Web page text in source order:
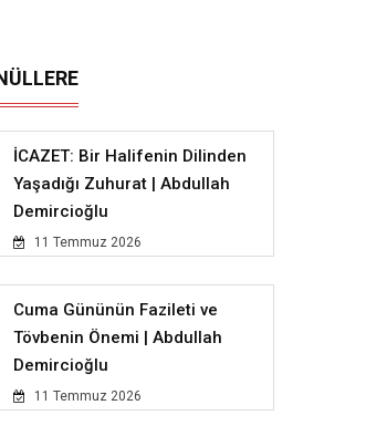
İCAZET: Bir Halifenin Dilinden
Yaşadığı Zuhurat | Abdullah
Demircioğlu
11 Temmuz 2026
Cuma Gününün Fazileti ve
Tövbenin Önemi | Abdullah
Demircioğlu
11 Temmuz 2026